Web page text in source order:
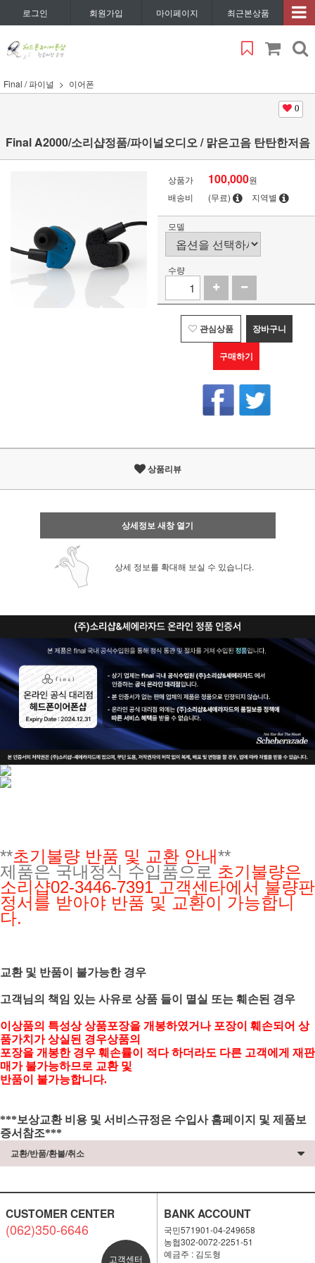
로그인 회원가입 마이페이지 최근본상품
Final / 파이널 이어폰
0
Final A2000/소리샵정품/파이널오디오 / 맑은고음 탄탄한저음
상품가 100,000원
배송비
(무료) 지역별
모델
수량
관심상품 장바구니
구매하기
상품리뷰
상세정보 새창 열기
상세 정보를 확대해 보실 수 있습니다.
**초기불량 반품 및 교환 안내**
제품은 국내정식 수입품으로 초기불량은
소리샵02-3446-7391 고객센타에서 불량판
정서를 받아야 반품 및 교환이 가능합니
다.
교환 및 반품이 불가능한 경우
고객님의 책임 있는 사유로 상품 들이 멸실 또는 훼손된 경우
이상품의 특성상 상품포장을 개봉하였거나 포장이 훼손되어 상
품가치가 상실된 경우상품의
포장을 개봉한 경우 훼손률이 적다 하더라도 다른 고객에게 재판
매가 불가능하므로 교환 및
반품이 불가능합니다.
***보상교환 비용 및 서비스규정은 수입사 홈페이지 및 제품보
증서참조***
교환/반품/환불/취소
CUSTOMER CENTER
(062)350-6646
고객센터
BANK ACCOUNT
국민571901-04-249658
농협302-0072-2251-51
예금주 : 김도형